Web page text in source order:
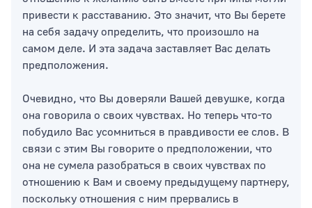
привести к расставанию. Это значит, что Вы берете
на себя задачу определить, что произошло на
самом деле. И эта задача заставляет Вас делать
предположения.
Очевидно, что Вы доверяли Вашей девушке, когда
она говорила о своих чувствах. Но теперь что-то
побудило Вас усомниться в правдивости ее слов. В
связи с этим Вы говорите о предположении, что
она не сумела разобраться в своих чувствах по
отношению к Вам и своему предыдущему партнеру,
поскольку отношения с ним прервались в